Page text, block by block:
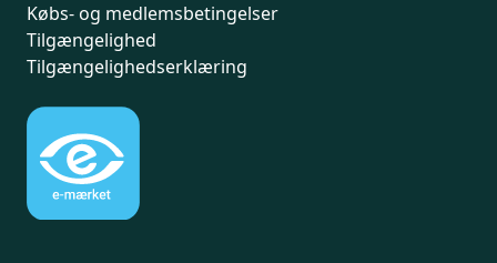
Købs- og medlemsbetingelser
Tilgængelighed
Tilgængelighedserklæring